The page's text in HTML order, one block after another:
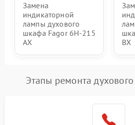
Замена
индикаторной
лампы духового
шкафа Fagor 6H-215
AX
BX
Этапы ремонта